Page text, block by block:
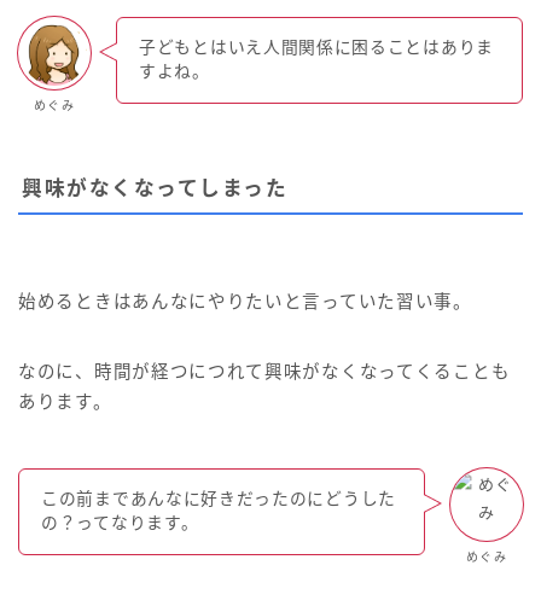
めぐみ
子どもとはいえ人間関係に困ることはありま
すよね。
興味がなくなってしまった
始めるときはあんなにやりたいと言っていた習い事。
なのに、時間が経つにつれて興味がなくなってくることも
あります。
めぐみ
この前まであんなに好きだったのにどうした
の？ってなります。